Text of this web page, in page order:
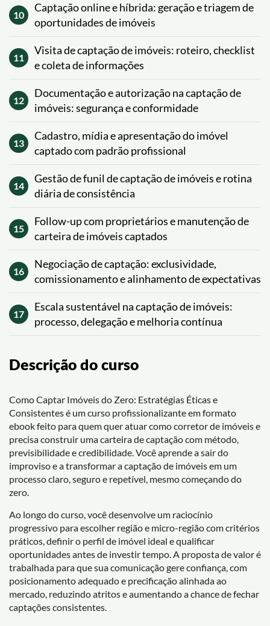
10
Captação online e híbrida: geração e triagem de
oportunidades de imóveis
11
Visita de captação de imóveis: roteiro, checklist
e coleta de informações
12
Documentação e autorização na captação de
imóveis: segurança e conformidade
13
Cadastro, mídia e apresentação do imóvel
captado com padrão profissional
14
Gestão de funil de captação de imóveis e rotina
diária de consistência
15
Follow-up com proprietários e manutenção de
carteira de imóveis captados
16
Negociação de captação: exclusividade,
comissionamento e alinhamento de expectativas
17
Escala sustentável na captação de imóveis:
processo, delegação e melhoria contínua
Descrição do curso
Como Captar Imóveis do Zero: Estratégias Éticas e
Consistentes é um curso profissionalizante em formato
ebook feito para quem quer atuar como corretor de imóveis e
precisa construir uma carteira de captação com método,
previsibilidade e credibilidade. Você aprende a sair do
improviso e a transformar a captação de imóveis em um
processo claro, seguro e repetível, mesmo começando do
zero.
Ao longo do curso, você desenvolve um raciocínio
progressivo para escolher região e micro-região com critérios
práticos, definir o perfil de imóvel ideal e qualificar
oportunidades antes de investir tempo. A proposta de valor é
trabalhada para que sua comunicação gere confiança, com
posicionamento adequado e precificação alinhada ao
mercado, reduzindo atritos e aumentando a chance de fechar
captações consistentes.